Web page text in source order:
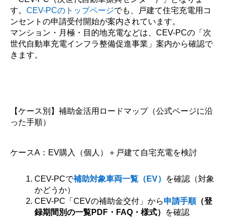
す。 CEV-PCのトップページでも、戸建て住宅充電用コ
ンセントの申請受付開始が案内されています。
マンション・月極・目的地充電などは、CEV-PCの「次
世代自動車充電インフラ整備促進事業」案内から確認で
きます。
【ケース別】補助金活用ロードマップ（公式ページに沿
った手順）
ケースA：EV購入（個人）＋戸建て自宅充電を検討
CEV-PCで補助対象車両一覧（EV）
を確認（対象
かどうか）
CEV-PC「CEVの補助金交付」から申請手順（登
録期間別の一覧PDF・FAQ・様式）
を確認